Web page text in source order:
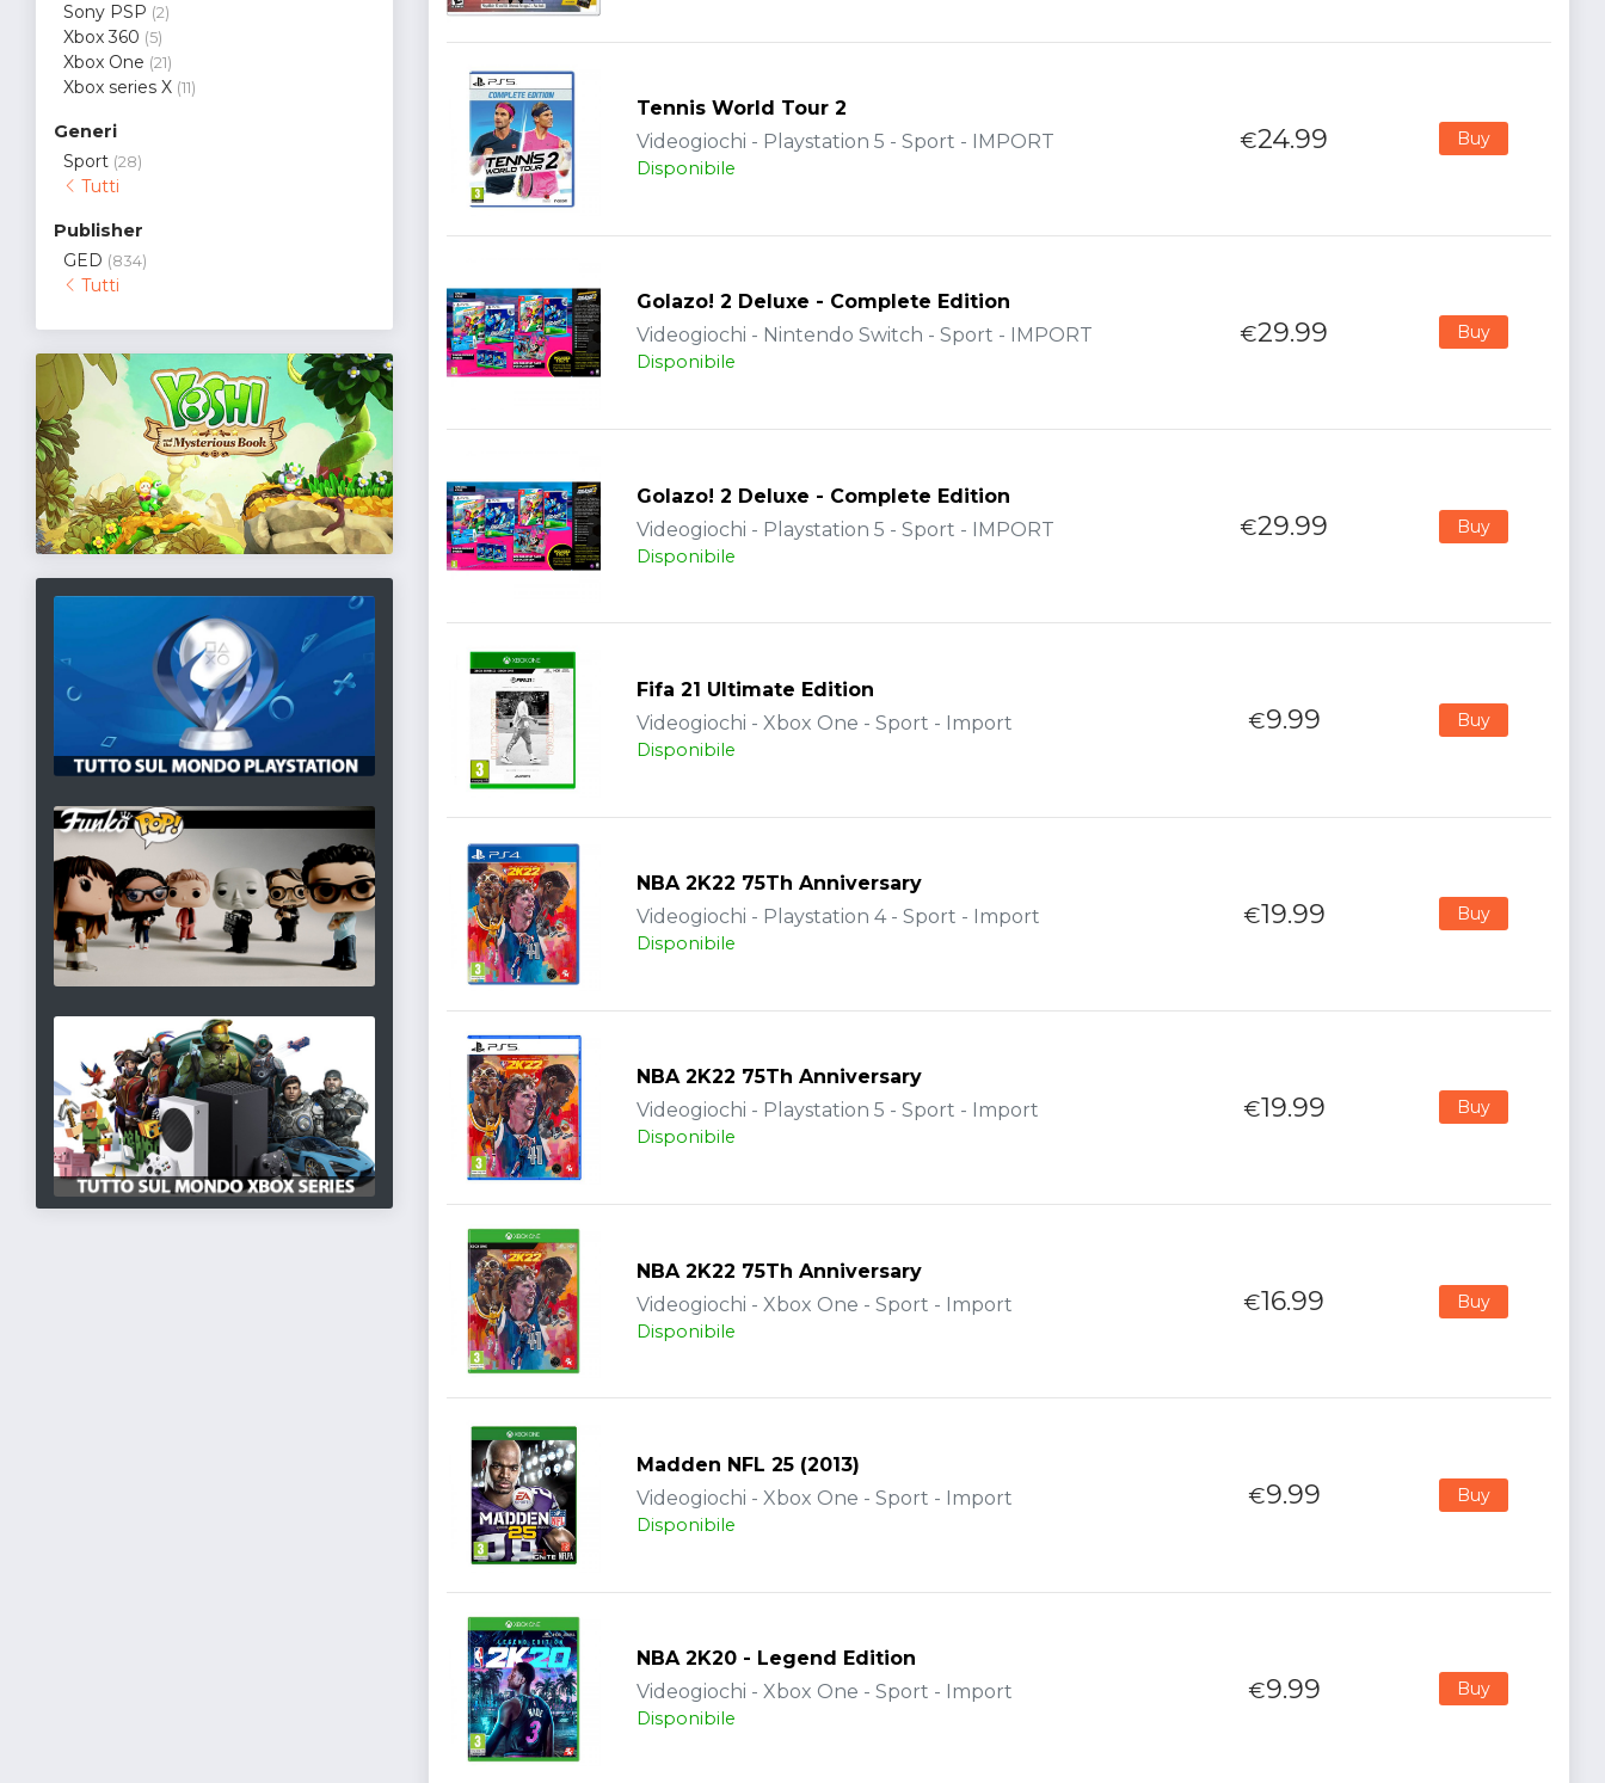
Sony PSP (2)
Xbox 360 (5)
Xbox One (21)
Xbox series X (11)
Generi
Sport (28)
Tutti
Publisher
GED (834)
Tutti
Tennis World Tour 2
Videogiochi - Playstation 5 - Sport - IMPORT
Disponibile
€24.99 Buy
Golazo! 2 Deluxe - Complete Edition
Videogiochi - Nintendo Switch - Sport - IMPORT
Disponibile
€29.99 Buy
Golazo! 2 Deluxe - Complete Edition
Videogiochi - Playstation 5 - Sport - IMPORT
Disponibile
€29.99 Buy
Fifa 21 Ultimate Edition
Videogiochi - Xbox One - Sport - Import
Disponibile
€9.99 Buy
NBA 2K22 75Th Anniversary
Videogiochi - Playstation 4 - Sport - Import
Disponibile
€19.99 Buy
NBA 2K22 75Th Anniversary
Videogiochi - Playstation 5 - Sport - Import
Disponibile
€19.99 Buy
NBA 2K22 75Th Anniversary
Videogiochi - Xbox One - Sport - Import
Disponibile
€16.99 Buy
Madden NFL 25 (2013)
Videogiochi - Xbox One - Sport - Import
Disponibile
€9.99 Buy
NBA 2K20 - Legend Edition
Videogiochi - Xbox One - Sport - Import
Disponibile
€9.99 Buy